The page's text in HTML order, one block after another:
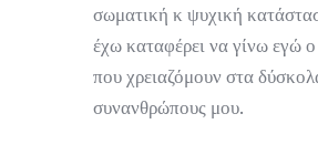
σωματική κ ψυχική
έχω καταφέρει να γίνω εγώ
που χρειαζόμουν στα
συνανθρώπους μου.